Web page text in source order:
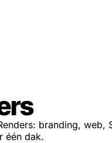
branding, web,
één dak.